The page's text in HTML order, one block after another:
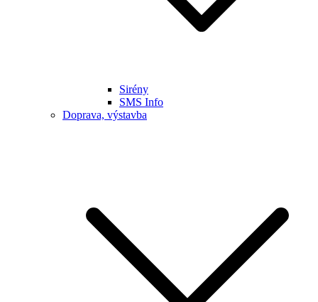
Sirény
SMS Info
Doprava, výstavba